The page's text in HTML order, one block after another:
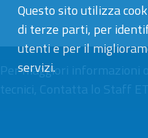
Questo sito utilizza
di terze parti, per
utenti e per il
servizi.
Per maggiori informazioni
tecnici, Contatta lo Staff